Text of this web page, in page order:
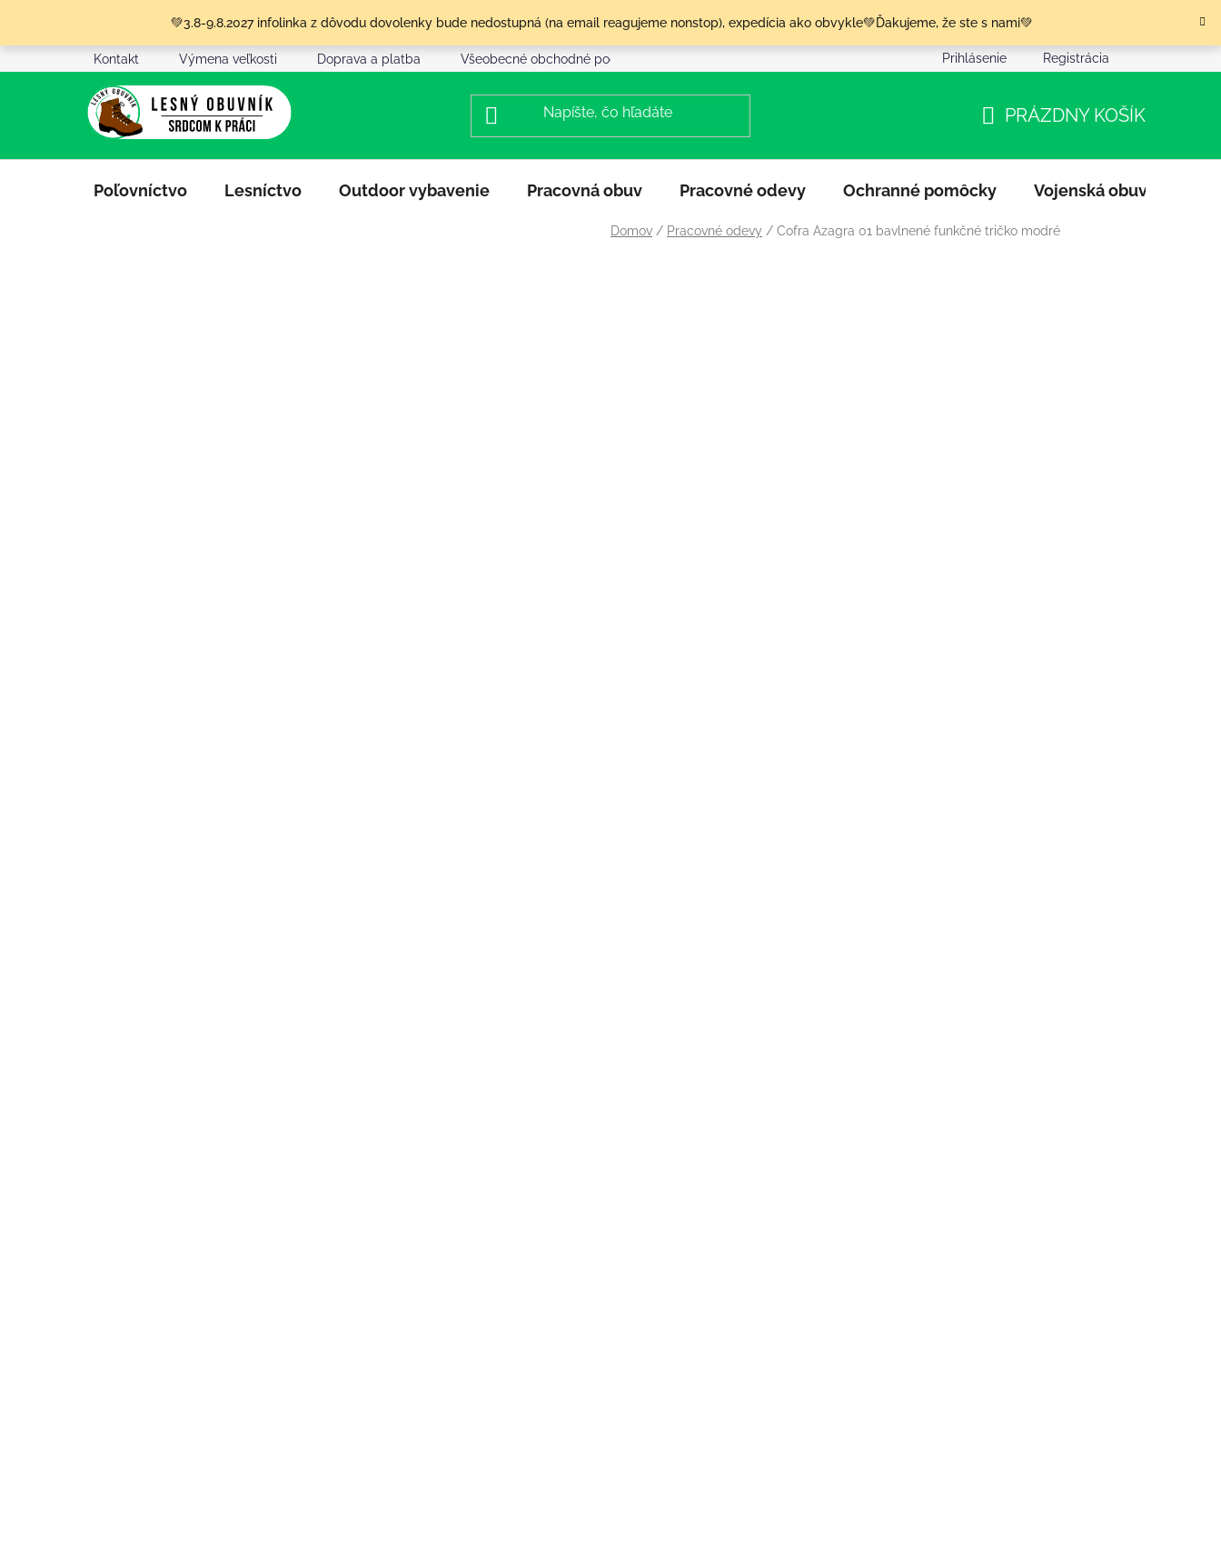
obsah
💚3.8-9.8.2027 infolinka z dôvodu dovolenky bude nedostupná (na email reagujeme nonstop), expedícia ako obvykle💚Ďakujeme, že ste s nami💚
Kontakt Výmena veľkosti Doprava a platba Všeobecné obchodné podmienky Podmienky ochrany osobných údajov
Prihlásenie Registrácia
KOŠÍK
PRÁZDNY KOŠÍK
Poľovníctvo Lesníctvo Outdoor vybavenie Pracovná obuv Pracovné odevy Ochranné pomôcky Vojenská obuv
Domov / Pracovné odevy / Cofra Azagra 01 bavlnené funkčné tričko modré